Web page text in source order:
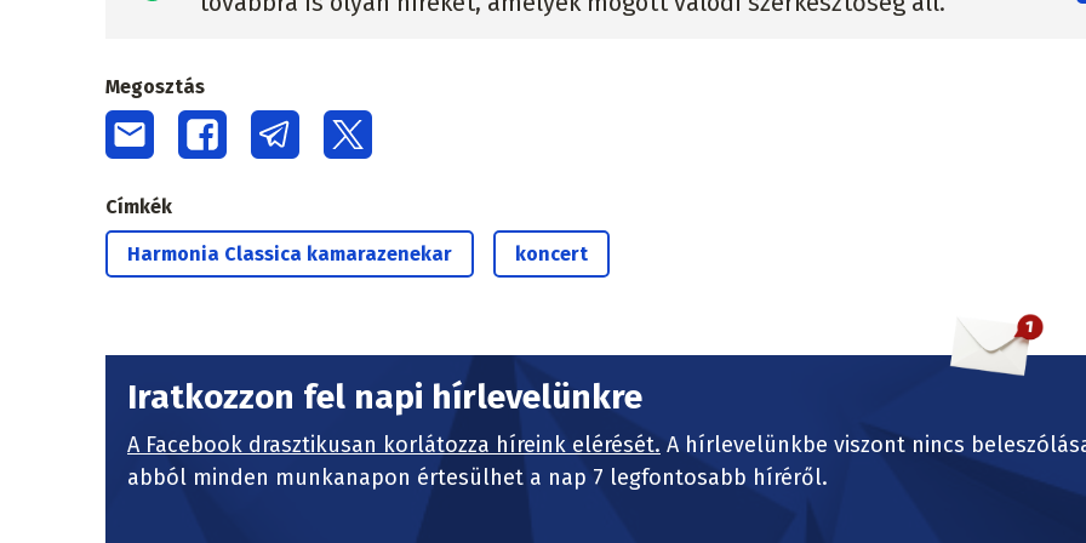
Megosztás
Címkék
Harmonia Classica kamarazenekar koncert
Iratkozzon fel napi hírlevelünkre
A Facebook drasztikusan korlátozza híreink elérését. A hírlevelünkbe viszont nincs
abból minden munkanapon értesülhet a nap 7 legfontosabb híréről.